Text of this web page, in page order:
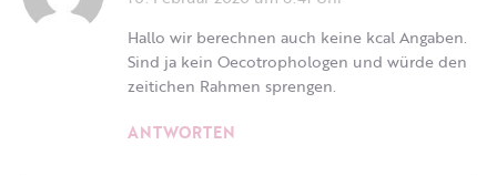
Hallo wir berechnen auch keine kcal Angaben.
Sind ja kein Oecotrophologen und würde den
zeitichen Rahmen sprengen.
ANTWORTEN